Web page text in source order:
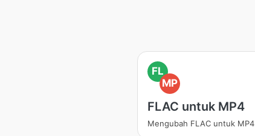
FL
MP
FLAC untuk MP4
Mengubah FLAC untuk MP4